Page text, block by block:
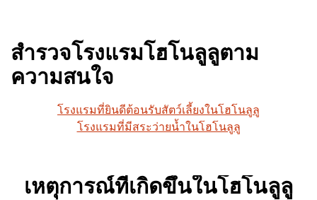
สำรวจโรงแรมโฮโนลูลูตาม
ความสนใจ
โรงแรมที่ยินดีต้อนรับสัตว์เลี้ยงในโฮโนลูลู
โรงแรมที่มีสระว่ายน้ำในโฮโนลูลู
เหตุการณ์ที่เกิดขึ้นในโฮโนลูลู